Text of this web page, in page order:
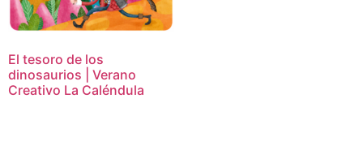
El tesoro de los
dinosaurios | Verano
Creativo La Caléndula